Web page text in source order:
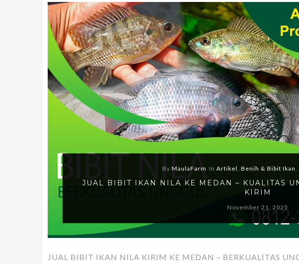
ByMaulaFarm InArtikel,Benih & Bibit Ikan,
JUAL BIBIT IKAN NILA KE MEDAN – KUALITAS
KIRIM
November 21, 2025
JUAL BIBIT IKAN NILA KIRIM KE MEDAN – BERKUALITAS